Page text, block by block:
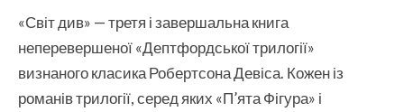
«Світ див» — третя і завершальна книга
неперевершеної «Дептфордської трилогії»
визнаного класика Робертсона Девіса. Кожен із
романів трилогії, серед яких «П’ята Фігура» і